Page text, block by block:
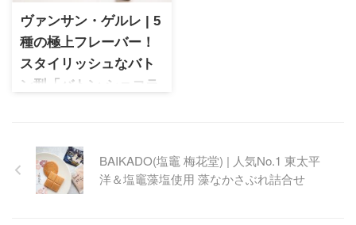
ヴァンサン・ゲルレ | 5
種の極上フレーバー！
スタイリッシュなバト
ン型「バトン ショコラ
フレーバー！「バトン ショコ
ラ アソルティ」で贅沢なひと
ときを
BAIKADO(塩竈 梅花堂) | 人気No.1 東太平
洋＆塩竈藻塩使用 藻なかさぶれ詰合せ